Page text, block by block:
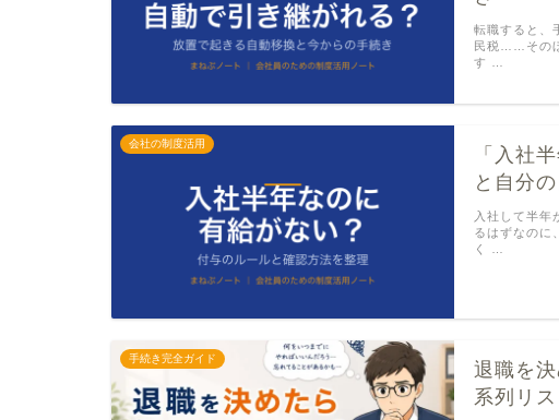
転職すると、
民税……その
す …
会社の制度活用
「入社
と自分
入社して半年
るはずなのに
く …
手続き完全ガイド
退職を
系列リ